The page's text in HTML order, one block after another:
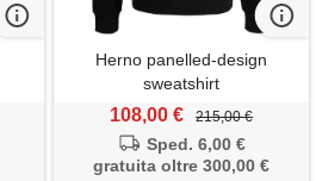
Herno panelled-design
sweatshirt
108,00 € 215,00 €
Sped. 6,00 €
gratuita oltre 300,00 €